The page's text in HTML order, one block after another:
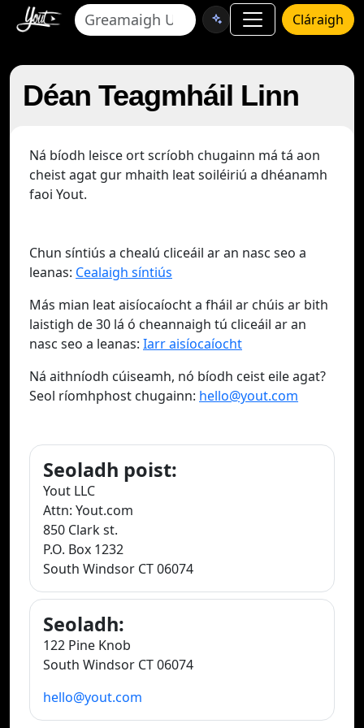
Cláraigh
Déan Teagmháil Linn
Ná bíodh leisce ort scríobh chugainn má tá aon
cheist agat gur mhaith leat soiléiriú a dhéanamh
faoi Yout.
Chun síntiús a chealú cliceáil ar an nasc seo a
leanas: Cealaigh síntiús
Más mian leat aisíocaíocht a fháil ar chúis ar bith
laistigh de 30 lá ó cheannaigh tú cliceáil ar an
nasc seo a leanas: Iarr aisíocaíocht
Ná aithníodh cúiseamh, nó bíodh ceist eile agat?
Seol ríomhphost chugainn: hello@yout.com
Seoladh poist:
Yout LLC
Attn: Yout.com
850 Clark st.
P.O. Box 1232
South Windsor CT 06074
Seoladh:
122 Pine Knob
South Windsor CT 06074
hello@yout.com